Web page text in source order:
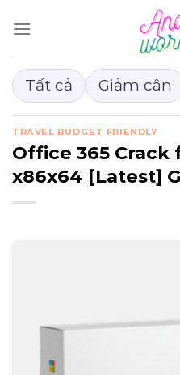
đến
dung
Tất cả Giảm cân
TRAVEL BUDGET FRIENDLY
Office 365 Crack
x86x64 [Latest]